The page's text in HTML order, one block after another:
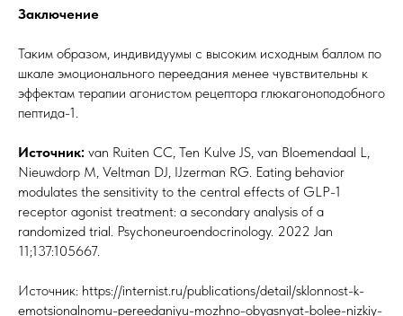
Заключение
Таким образом, индивидуумы с высоким исходным баллом по
шкале эмоционального переедания менее чувствительны к
эффектам терапии агонистом рецептора глюкагоноподобного
пептида-1.
Источник: van Ruiten CC, Ten Kulve JS, van Bloemendaal L,
Nieuwdorp M, Veltman DJ, IJzerman RG. Eating behavior
modulates the sensitivity to the central effects of GLP-1
receptor agonist treatment: a secondary analysis of a
randomized trial. Psychoneuroendocrinology. 2022 Jan
11;137:105667.
Источник: https://internist.ru/publications/detail/sklonnost-k-
emotsionalnomu-pereedaniyu-mozhno-obyasnyat-bolee-nizkiy-